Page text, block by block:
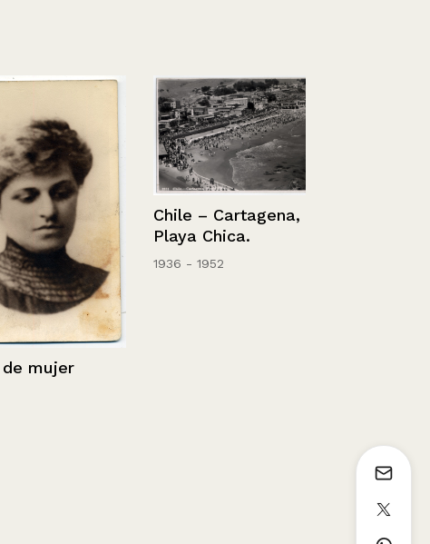
Chile – Cartagena,
Playa Chica.
1936 - 1952